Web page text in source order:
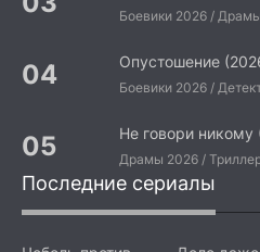
Опустошение
Не говори никому
Последние сериалы